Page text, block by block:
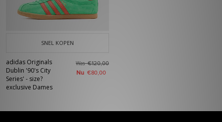
SNEL KOPEN
adidas Originals
Dublin '90's City
Series' - size?
exclusive Dames
Was€120,00
Nu €80,00